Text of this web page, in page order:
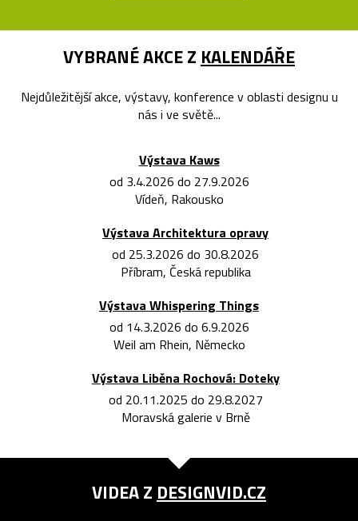
VYBRANÉ AKCE Z KALENDÁŘE
Nejdůležitější akce, výstavy, konference v oblasti designu u
nás i ve světě...
Výstava Kaws
od 3.4.2026 do 27.9.2026
Vídeň, Rakousko
Výstava Architektura opravy
od 25.3.2026 do 30.8.2026
Příbram, Česká republika
Výstava Whispering Things
od 14.3.2026 do 6.9.2026
Weil am Rhein, Německo
Výstava Liběna Rochová: Doteky
od 20.11.2025 do 29.8.2027
Moravská galerie v Brně
VIDEA Z DESIGNVID.CZ